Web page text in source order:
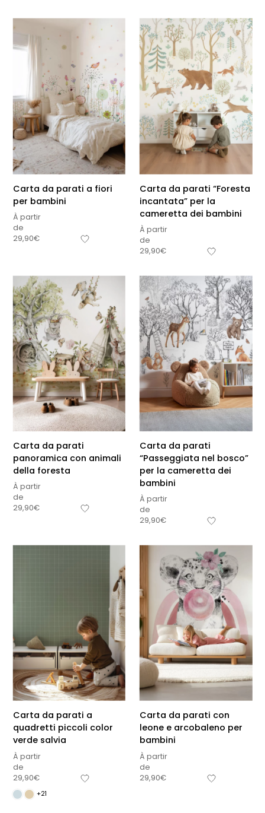
Carta da parati a fiori
per bambini
À partir
de
29,90€
Carta da parati “Foresta
incantata” per la
cameretta dei bambini
À partir
de
29,90€
Carta da parati
panoramica con animali
della foresta
À partir
de
29,90€
Carta da parati
“Passeggiata nel bosco”
per la cameretta dei
bambini
À partir
de
29,90€
Carta da parati a
quadretti piccoli color
verde salvia
À partir
de
29,90€
+21
Carta da parati con
leone e arcobaleno per
bambini
À partir
de
29,90€